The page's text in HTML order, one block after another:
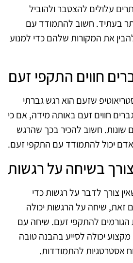
עלולים להצטבר ולהוביל
בעתיד. חשוב להתמודד עם
את המקורות שלהם כדי למנוע
שזעם הוא רגש גברתי
חווים זעם באותה מידה, אם כי
שונות. חשוב להכיר בכך שהרגש
אדם יכול להתמודד עם התקפי זעם.
צורך לדבר על רגשות כדי
שיחה על הרגשות יכולה
הגורמים להתקפי זעם. שיחה עם
יכולה לסייע בהבנה טובה
אסטרטגיות להתמודדות.